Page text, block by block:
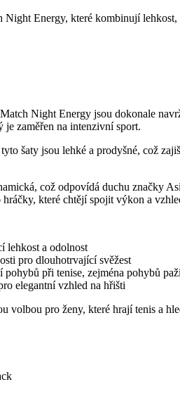
Energy, které kombinují lehkost,
Night Energy jsou dokonale
je zaměřen na intenzivní sport.
šaty jsou lehké a prodyšné, což
což odpovídá duchu značky
které chtějí spojit výkon a
lehkost a odolnost
pro dlouhotrvající svěžest
pohybů při tenise, zejména pohybů
elegantní vzhled na hřišti
volbou pro ženy, které hrají tenis a